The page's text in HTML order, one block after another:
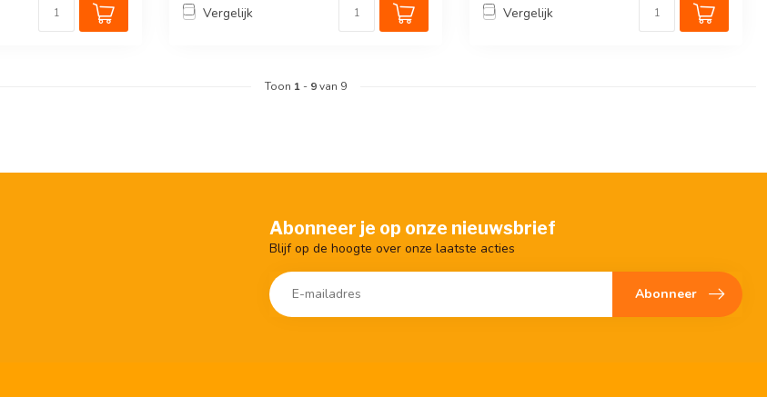
Vergelijk Vergelijk
Toon 1 - 9van 9
Abonneer je op onze nieuwsbrief
Blijf op de hoogte over onze laatste acties
Abonneer